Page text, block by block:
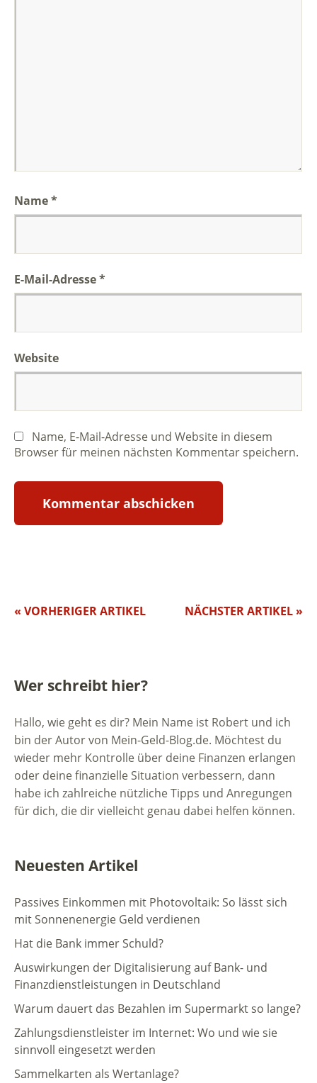
Name*
E-Mail-Adresse*
Website
Name, E-Mail-Adresse und Website in diesem
Browser für meinen nächsten Kommentar speichern.
NÄCHSTER ARTIKEL »
« VORHERIGER ARTIKEL
Wer schreibt hier?
Hallo, wie geht es dir? Mein Name ist Robert und ich
bin der Autor von Mein-Geld-Blog.de. Möchtest du
wieder mehr Kontrolle über deine Finanzen erlangen
oder deine finanzielle Situation verbessern, dann
habe ich zahlreiche nützliche Tipps und Anregungen
für dich, die dir vielleicht genau dabei helfen können.
Neuesten Artikel
Passives Einkommen mit Photovoltaik: So lässt sich
mit Sonnenenergie Geld verdienen
Hat die Bank immer Schuld?
Auswirkungen der Digitalisierung auf Bank- und
Finanzdienstleistungen in Deutschland
Warum dauert das Bezahlen im Supermarkt so lange?
Zahlungsdienstleister im Internet: Wo und wie sie
sinnvoll eingesetzt werden
Sammelkarten als Wertanlage?